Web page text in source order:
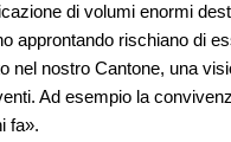
di volumi enormi
approntando rischiano di
nel nostro Cantone, una
Ad esempio la
fa».